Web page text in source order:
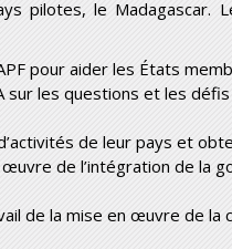
pilotes, le Madagascar.
pour aider les États
sur les questions et les
de leur pays et
de l’intégration de la
de la mise en œuvre de la